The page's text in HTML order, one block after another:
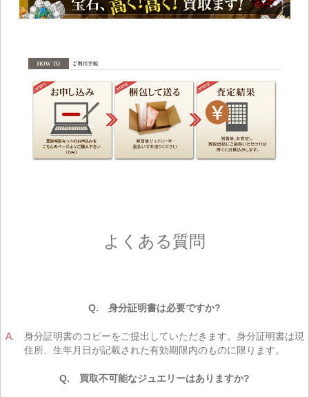
よくある質問
Q. 身分証明書は必要ですか?
A.
身分証明書のコピーをご提出していただきます。身分証明書は現
住所、生年月日が記載された有効期限内のものに限ります。
Q. 買取不可能なジュエリーはありますか?